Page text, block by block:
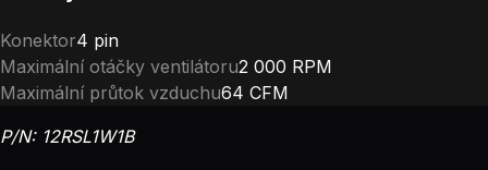
Konektor4 pin
Maximální otáčky ventilátoru2 000 RPM
Maximální průtok vzduchu64 CFM
P/N: 12RSL1W1B